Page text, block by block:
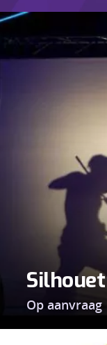
Silhouet
Op aanvraag